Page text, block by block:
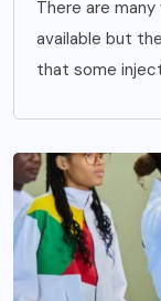
There are
available but
that some